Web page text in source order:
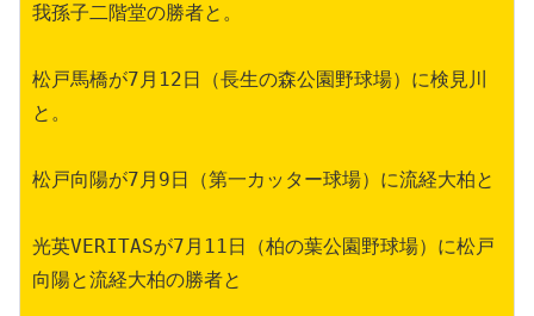
我孫子二階堂の勝者と。
松戸馬橋が7月12日（長生の森公園野球場）に検見川
と。
松戸向陽が7月9日（第一カッター球場）に流経大柏と
光英VERITASが7月11日（柏の葉公園野球場）に松戸
向陽と流経大柏の勝者と